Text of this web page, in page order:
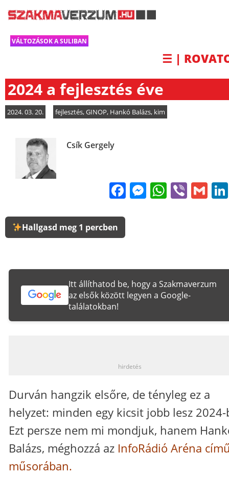
VÁLTOZÁSOK A SULIBAN
☰ |
2024 a fejlesztés éve
2024. 03. 20. fejlesztés,GINOP, Hankó Balázs, kim
Csík Gergely
FacebookViber
Hallgasd meg 1 percben
Itt állíthatod be, hogy a Szakmaverzum
az elsők között legyen a Google-
találatokban!
hirdetés
Durván hangzik elsőre, de tényleg ez a
helyzet: minden egy kicsit jobb lesz
Ezt persze nem mi mondjuk, hanem
Balázs, méghozzá az InfoRádió Aréna
műsorában.